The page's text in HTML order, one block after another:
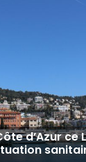
d’Azur ce